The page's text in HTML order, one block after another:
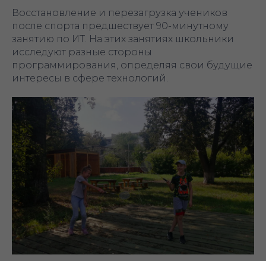
Восстановление и перезагрузка учеников
после спорта предшествует 90-минутному
занятию по ИТ. На этих занятиях школьники
исследуют разные стороны
программирования, определяя свои будущие
интересы в сфере технологий.